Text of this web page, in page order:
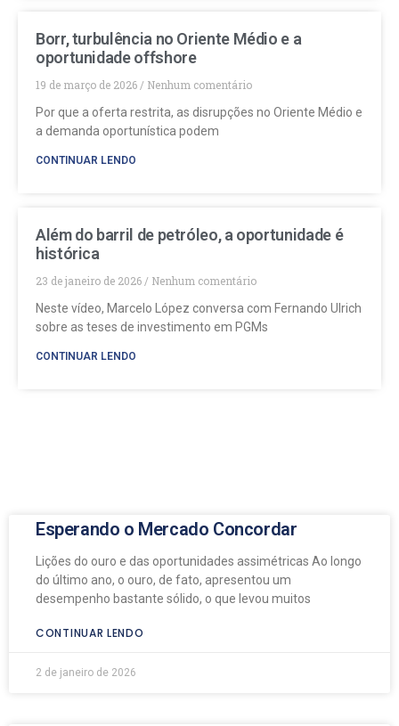
Borr, turbulência no Oriente Médio e a
oportunidade offshore
19 de março de 2026
Nenhum comentário
Por que a oferta restrita, as disrupções no Oriente Médio e
a demanda oportunística podem
CONTINUAR LENDO
Além do barril de petróleo, a oportunidade é
histórica
23 de janeiro de 2026
Nenhum comentário
Neste vídeo, Marcelo López conversa com Fernando Ulrich
sobre as teses de investimento em PGMs
CONTINUAR LENDO
Esperando o Mercado Concordar
Lições do ouro e das oportunidades assimétricas Ao longo
do último ano, o ouro, de fato, apresentou um
desempenho bastante sólido, o que levou muitos
CONTINUAR LENDO
2 de janeiro de 2026